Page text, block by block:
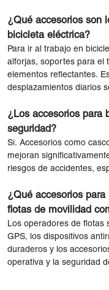
¿Qué accesorios son
bicicleta eléctrica?
Para ir al trabajo en
alforjas, soportes para el
elementos reflectantes.
desplazamientos diarios
¿Los accesorios para
seguridad?
Sí. Accesorios como
mejoran
riesgos de accidentes,
¿Qué accesorios
flotas de movilidad
Los operadores de flotas
GPS, los dispositivos
duraderos y los
operativa y la seguridad